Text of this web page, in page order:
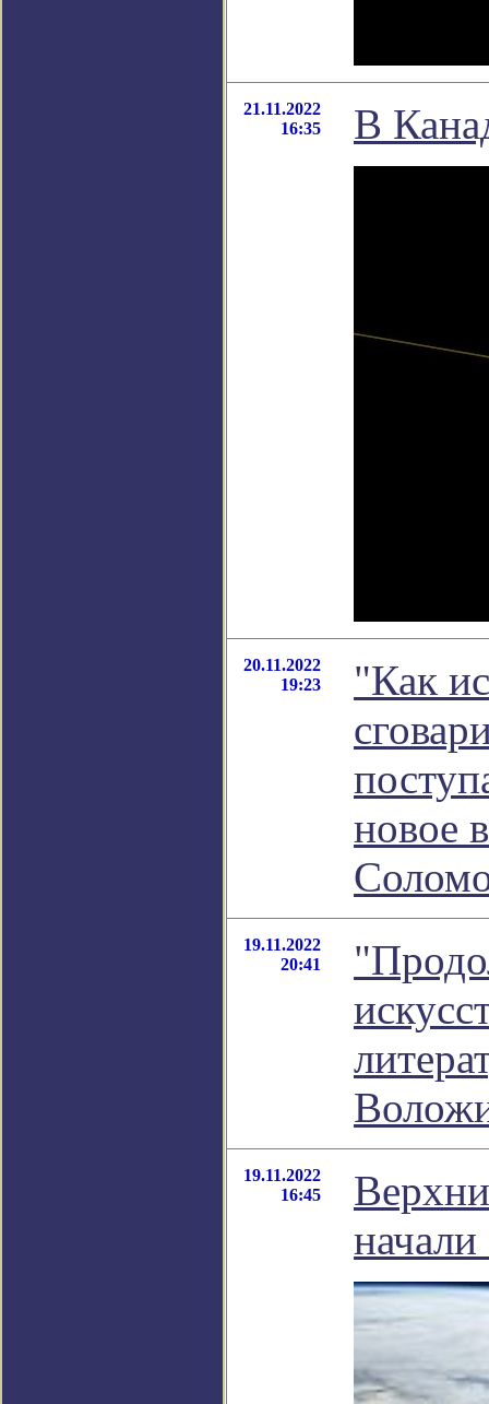
21.11.2022
16:35
В
20.11.2022
19:23
"Как
новое
19.11.2022
20:41
19.11.2022
16:45